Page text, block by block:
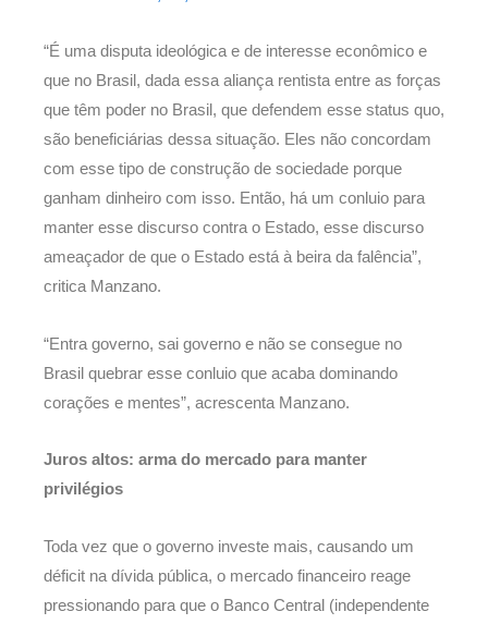
“É uma disputa ideológica e de interesse econômico e
que no Brasil, dada essa aliança rentista entre as forças
que têm poder no Brasil, que defendem esse status quo,
são beneficiárias dessa situação. Eles não concordam
com esse tipo de construção de sociedade porque
ganham dinheiro com isso. Então, há um conluio para
manter esse discurso contra o Estado, esse discurso
ameaçador de que o Estado está à beira da falência”,
critica Manzano.
“Entra governo, sai governo e não se consegue no
Brasil quebrar esse conluio que acaba dominando
corações e mentes”, acrescenta Manzano.
Juros altos: arma do mercado para manter
privilégios
Toda vez que o governo investe mais, causando um
déficit na dívida pública, o mercado financeiro reage
pressionando para que o Banco Central (independente